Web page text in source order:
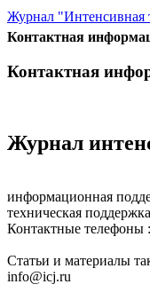
Журнал "Интенсивная
Контактная
Контактная
Журнал
информационная
техническая
Контактные телефоны :
Статьи и материалы
info@icj.ru